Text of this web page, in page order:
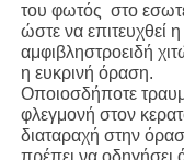
του φωτός στο
ώστε να επιτευχθεί
αμφιβληστροειδή
η ευκρινή όραση.
Οποιοσδήποτε
φλεγμονή στον
διαταραχή στην
πρέπει να οδηγήσει